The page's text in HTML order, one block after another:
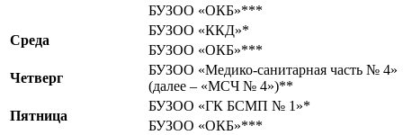
БУЗОО «ОКБ»***
Среда
БУЗОО «ККД»*
БУЗОО «ОКБ»***
Четверг
БУЗОО «Медико-санитарная часть № 4»
(далее – «МСЧ № 4»)**
Пятница
БУЗОО «ГК БСМП № 1»*
БУЗОО «ОКБ»***